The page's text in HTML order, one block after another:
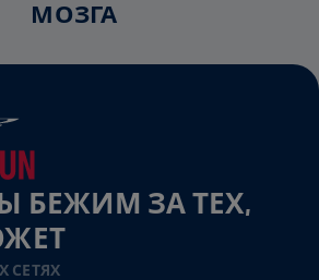
МОЗГА
БЕЖИМ ЗА ТЕХ,
СЕТЯХ